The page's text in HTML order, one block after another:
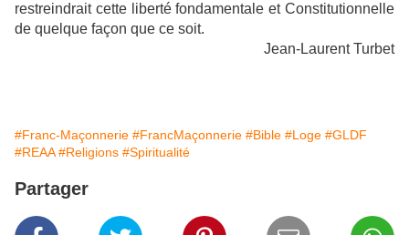
restreindrait cette liberté fondamentale et Constitutionnelle
de quelque façon que ce soit.
Jean-Laurent Turbet
#Franc-Maçonnerie #FrancMaçonnerie #Bible #Loge #GLDF
#REAA #Religions #Spiritualité
Partager